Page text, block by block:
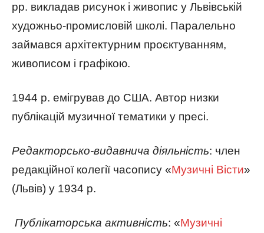
рр. викладав рисунок і живопис у Львівській
художньо-промисловій школі. Паралельно
займався архітектурним проєктуванням,
живописом і графікою.
1944 р. емігрував до США. Автор низки
публікацій музичної тематики у пресі.
Редакторсько-видавнича діяльність: член
редакційної колегії часопису «Музичні Вісти»
(Львів) у 1934 р.
Публікаторська активність: «Музичні